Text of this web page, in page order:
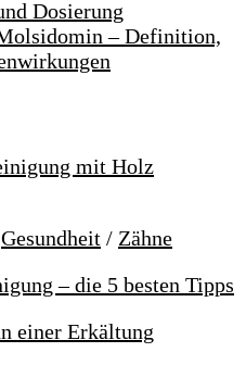
Dosierung
– Definition,
Gesundheit / Zähne
– die 5 besten Tipps